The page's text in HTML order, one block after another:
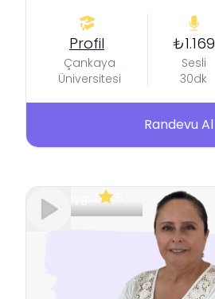
Profil
Çankaya
Üniversitesi
₺1.169
Sesli
30dk
Randevu Al